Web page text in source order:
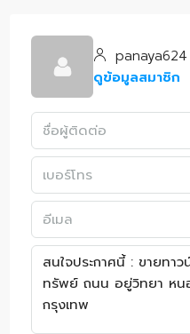
panaya624
ดูข้อมูลสมาชิก